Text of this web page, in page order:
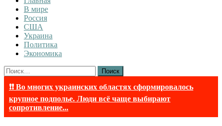
Tewi
Tewi — Новости
В мире
Россия
США
Украина
Политика
Экономика
Найти:
❗❗ Во многих украинских областях сформировалось
крупное подполье. Люди всё чаще выбирают
сопротивление...